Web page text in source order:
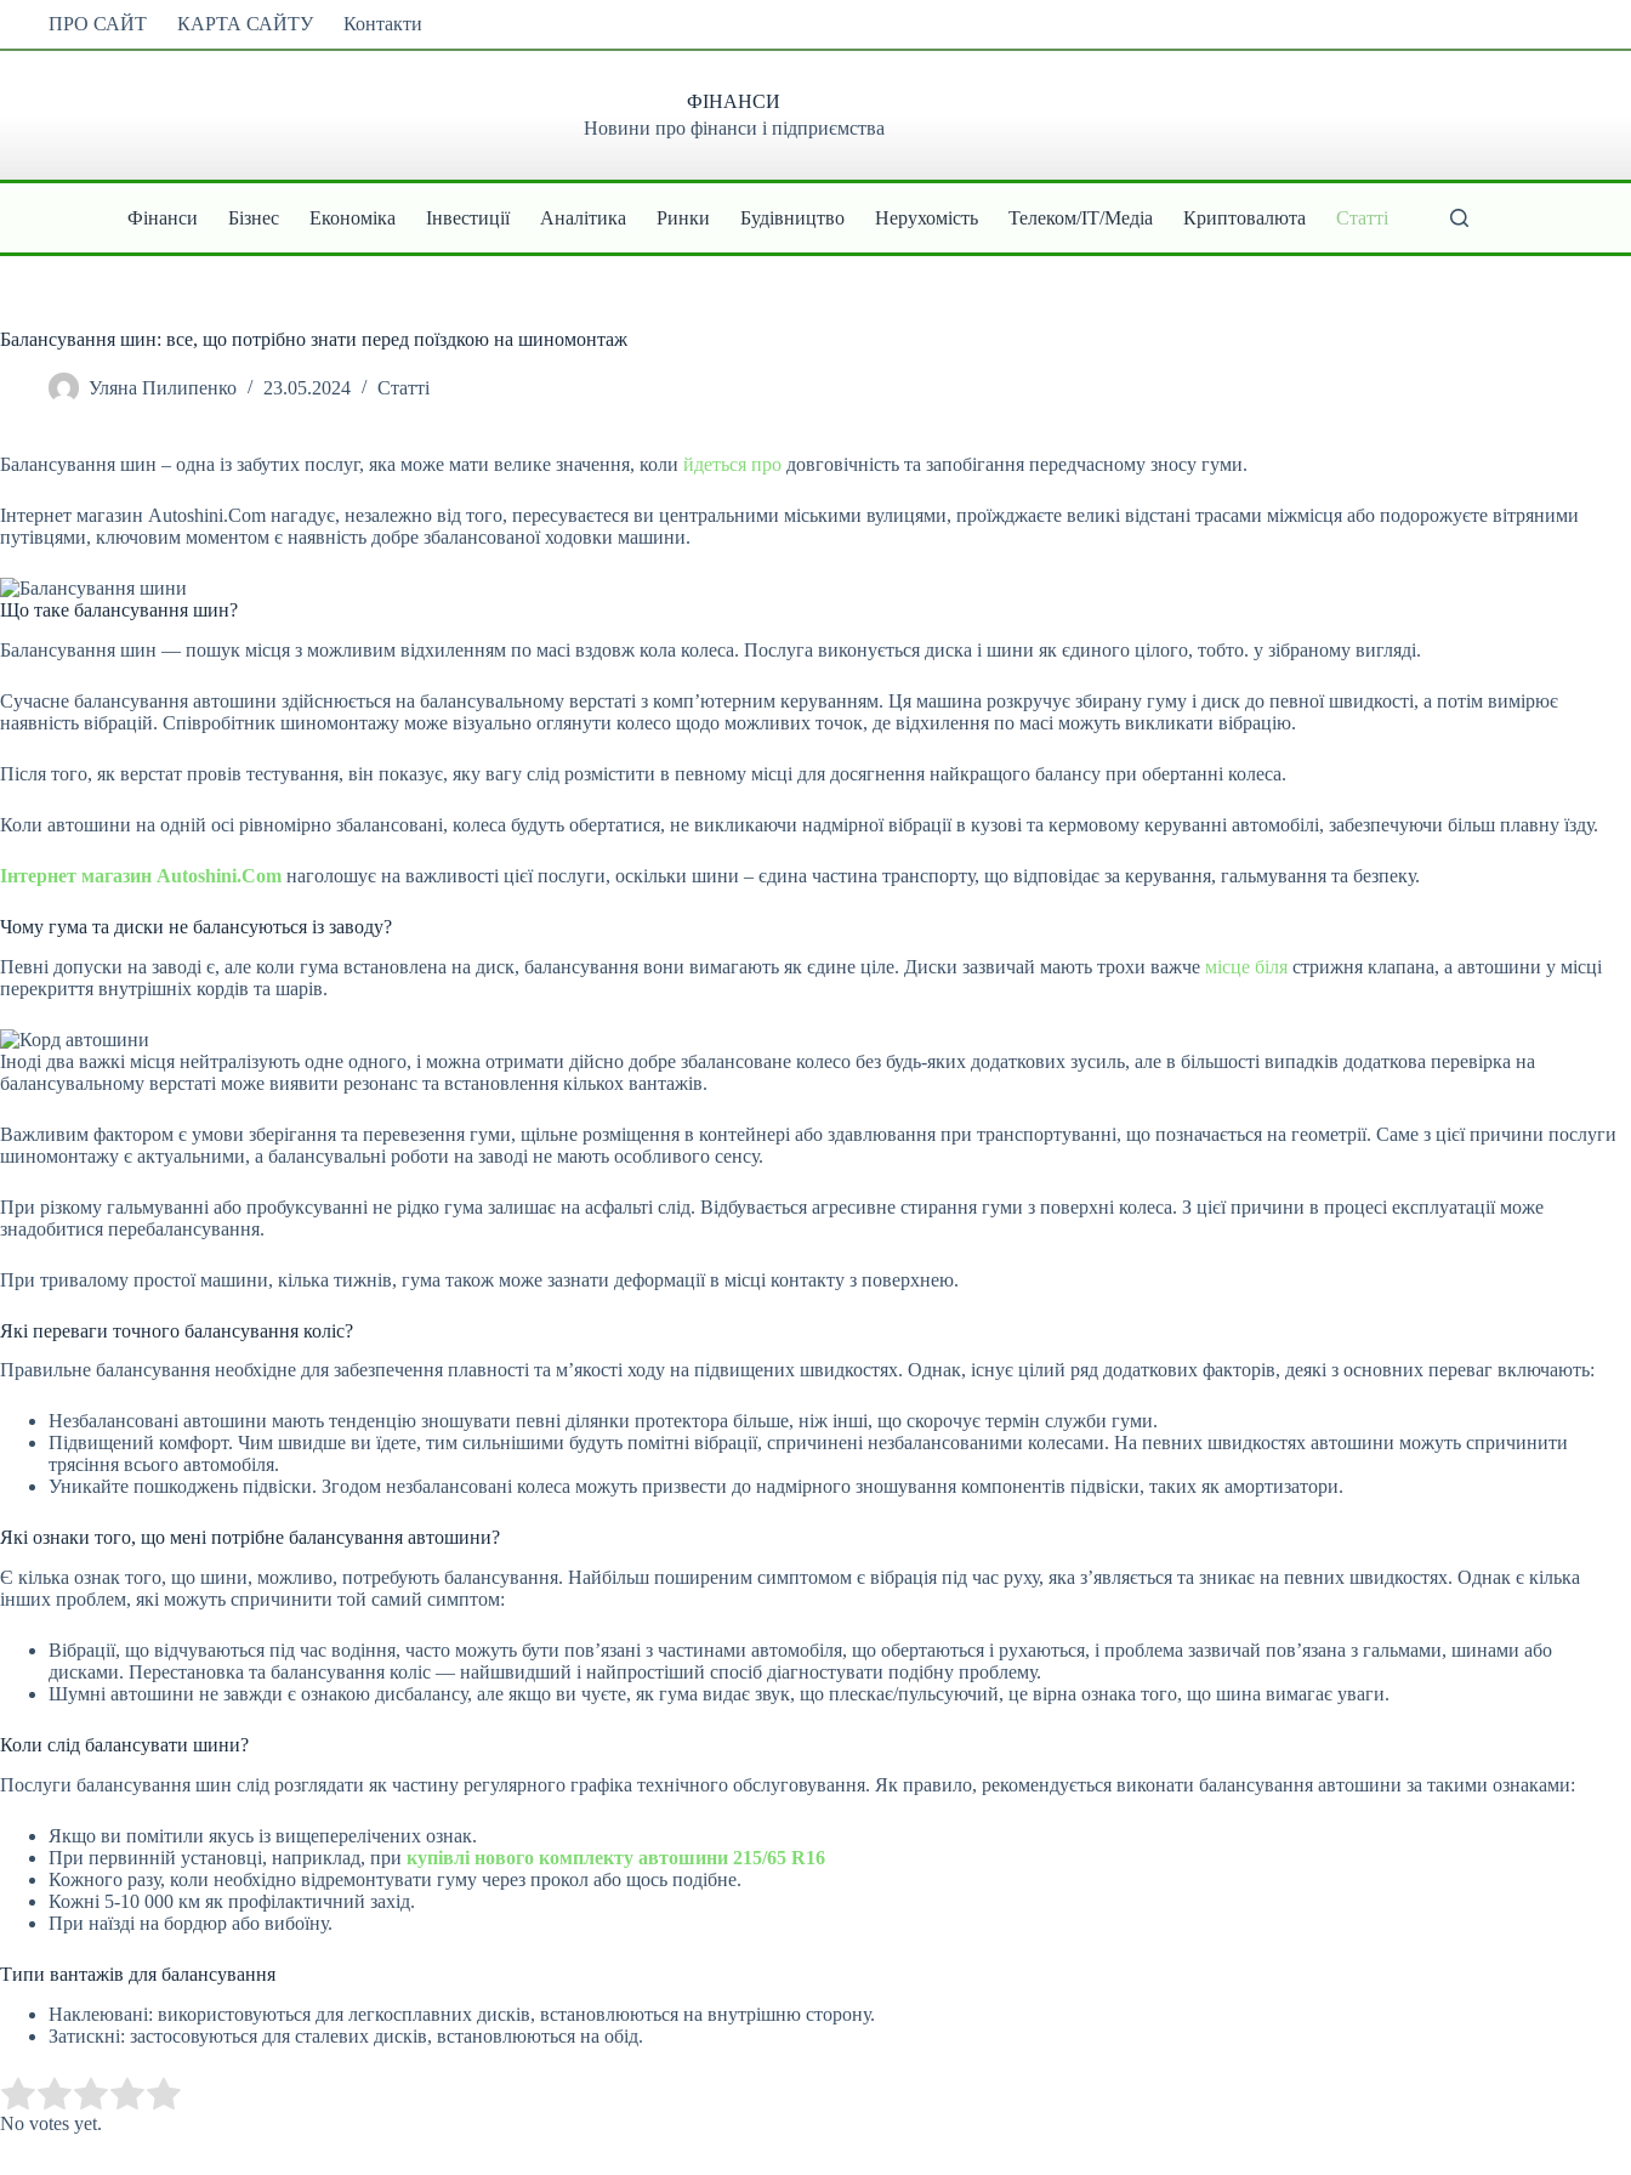
вмісту
ПРО САЙТ КАРТА САЙТУ Контакти
ФІНАНСИ
Новини про фінанси і підприємства
Фінанси Бізнес Економіка Інвестиції Аналітика Ринки Будівництво Нерухомість Телеком/ІТ/Медіа Криптовалюта Статті
Балансування шин: все, що потрібно знати перед поїздкою на шиномонтаж
Уляна Пилипенко 23.05.2024 Статті
Балансування шин – одна із забутих послуг, яка може мати велике значення, коли йдеться про довговічність та запобігання передчасному зносу гуми.
Інтернет магазин Autoshini.Com нагадує, незалежно від того, пересуваєтеся ви центральними міськими вулицями, проїжджаєте великі відстані трасами міжмісця або подорожуєте вітряними
путівцями, ключовим моментом є наявність добре збалансованої ходовки машини.
Що таке балансування шин?
Балансування шин — пошук місця з можливим відхиленням по масі вздовж кола колеса. Послуга виконується диска і шини як єдиного цілого, тобто. у зібраному вигляді.
Сучасне балансування автошини здійснюється на балансувальному верстаті з комп’ютерним керуванням. Ця машина розкручує збирану гуму і диск до певної швидкості, а потім вимірює
наявність вібрацій. Співробітник шиномонтажу може візуально оглянути колесо щодо можливих точок, де відхилення по масі можуть викликати вібрацію.
Після того, як верстат провів тестування, він показує, яку вагу слід розмістити в певному місці для досягнення найкращого балансу при обертанні колеса.
Коли автошини на одній осі рівномірно збалансовані, колеса будуть обертатися, не викликаючи надмірної вібрації в кузові та кермовому керуванні автомобілі, забезпечуючи більш плавну їзду.
Інтернет магазин Autoshini.Com наголошує на важливості цієї послуги, оскільки шини – єдина частина транспорту, що відповідає за керування, гальмування та безпеку.
Чому гума та диски не балансуються із заводу?
Певні допуски на заводі є, але коли гума встановлена на диск, балансування вони вимагають як єдине ціле. Диски зазвичай мають трохи важче місце біля стрижня клапана, а автошини у місці
перекриття внутрішніх кордів та шарів.
Іноді два важкі місця нейтралізують одне одного, і можна отримати дійсно добре збалансоване колесо без будь-яких додаткових зусиль, але в більшості випадків додаткова перевірка на
балансувальному верстаті може виявити резонанс та встановлення кількох вантажів.
Важливим фактором є умови зберігання та перевезення гуми, щільне розміщення в контейнері або здавлювання при транспортуванні, що позначається на геометрії. Саме з цієї причини послуги
шиномонтажу є актуальними, а балансувальні роботи на заводі не мають особливого сенсу.
При різкому гальмуванні або пробуксуванні не рідко гума залишає на асфальті слід. Відбувається агресивне стирання гуми з поверхні колеса. З цієї причини в процесі експлуатації може
знадобитися перебалансування.
При тривалому простої машини, кілька тижнів, гума також може зазнати деформації в місці контакту з поверхнею.
Які переваги точного балансування коліс?
Правильне балансування необхідне для забезпечення плавності та м’якості ходу на підвищених швидкостях. Однак, існує цілий ряд додаткових факторів, деякі з основних переваг включають:
Незбалансовані автошини мають тенденцію зношувати певні ділянки протектора більше, ніж інші, що скорочує термін служби гуми.
Підвищений комфорт. Чим швидше ви їдете, тим сильнішими будуть помітні вібрації, спричинені незбалансованими колесами. На певних швидкостях автошини можуть спричинити
трясіння всього автомобіля.
Уникайте пошкоджень підвіски. Згодом незбалансовані колеса можуть призвести до надмірного зношування компонентів підвіски, таких як амортизатори.
Які ознаки того, що мені потрібне балансування автошини?
Є кілька ознак того, що шини, можливо, потребують балансування. Найбільш поширеним симптомом є вібрація під час руху, яка з’являється та зникає на певних швидкостях. Однак є кілька
інших проблем, які можуть спричинити той самий симптом:
Вібрації, що відчуваються під час водіння, часто можуть бути пов’язані з частинами автомобіля, що обертаються і рухаються, і проблема зазвичай пов’язана з гальмами, шинами або
дисками. Перестановка та балансування коліс — найшвидший і найпростіший спосіб діагностувати подібну проблему.
Шумні автошини не завжди є ознакою дисбалансу, але якщо ви чуєте, як гума видає звук, що плескає/пульсуючий, це вірна ознака того, що шина вимагає уваги.
Коли слід балансувати шини?
Послуги балансування шин слід розглядати як частину регулярного графіка технічного обслуговування. Як правило, рекомендується виконати балансування автошини за такими ознаками:
Якщо ви помітили якусь із вищеперелічених ознак.
При первинній установці, наприклад, при купівлі нового комплекту автошини 215/65 R16
Кожного разу, коли необхідно відремонтувати гуму через прокол або щось подібне.
Кожні 5-10 000 км як профілактичний захід.
При наїзді на бордюр або вибоїну.
Типи вантажів для балансування
Наклеювані: використовуються для легкосплавних дисків, встановлюються на внутрішню сторону.
Затискні: застосовуються для сталевих дисків, встановлюються на обід.
Rate this item:
No votes yet.